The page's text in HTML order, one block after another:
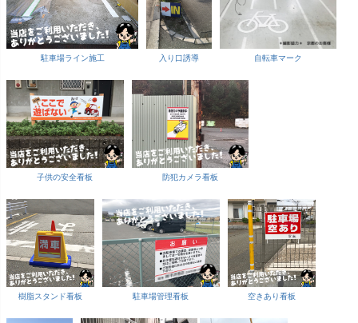
駐車場ライン施工 入り口誘導 自転車マーク
子供の安全看板 防犯カメラ看板
樹脂スタンド看板 駐車場管理看板 空きあり看板